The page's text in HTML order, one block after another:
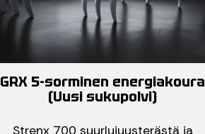
GRX 5-sorminen energiakoura
(Uusi sukupolvi)
Strenx 700 suurlujuusterästä ja